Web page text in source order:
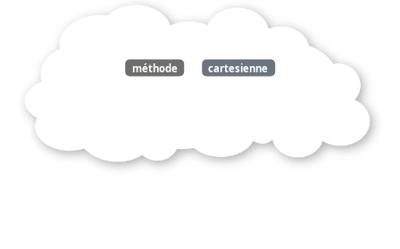
méthode cartesienne